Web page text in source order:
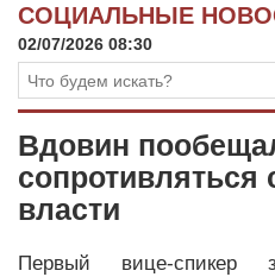
СОЦИАЛЬНЫЕ
02/07/2026 08:30
Вдовин
сопротивляться
власти
Первый вице-спикер